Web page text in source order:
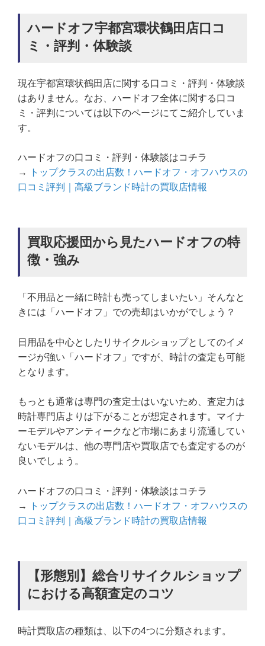
ハードオフ宇都宮環状鶴田店口コ
ミ・評判・体験談
現在宇都宮環状鶴田店に関する口コミ・評判・体験談
はありません。なお、ハードオフ全体に関する口コ
ミ・評判については以下のページにてご紹介していま
す。
ハードオフの口コミ・評判・体験談はコチラ
→
トップクラスの出店数！ハードオフ・オフハウスの
口コミ評判｜高級ブランド時計の買取店情報
買取応援団から見たハードオフの特
徴・強み
「不用品と一緒に時計も売ってしまいたい」そんなと
きには「ハードオフ」での売却はいかがでしょう？
日用品を中心としたリサイクルショップとしてのイメ
ージが強い「ハードオフ」ですが、時計の査定も可能
となります。
もっとも通常は専門の査定士はいないため、査定力は
時計専門店よりは下がることが想定されます。マイナ
ーモデルやアンティークなど市場にあまり流通してい
ないモデルは、他の専門店や買取店でも査定するのが
良いでしょう。
ハードオフの口コミ・評判・体験談はコチラ
→
トップクラスの出店数！ハードオフ・オフハウスの
口コミ評判｜高級ブランド時計の買取店情報
【形態別】総合リサイクルショップ
における高額査定のコツ
時計買取店の種類は、以下の4つに分類されます。